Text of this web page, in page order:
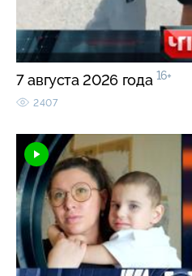
7 августа 2026 года 16+
2407